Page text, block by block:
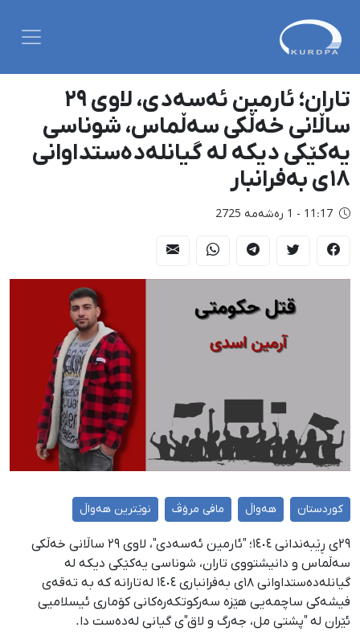
تاران؛ ئارمین ئەسەدی، لاوی ٢٩
ساڵانی خەڵکی سەڵماس، شوناسی
یەکێکی دیکە لە گیانلەدەستداوانی
١٨ی بەفرانبار
11:17 - 1 رەشەمه 2725
کوردستان هەواڵ مافی مرۆڤ نوێترین هەواڵ
٢٩ی ڕێبەندانی ١٤٠٤؛ "ئارمین ئەسەدی"، لاوی ٢٩ ساڵانی خەڵکی
سەڵماس و دانیشتووی تاران، شوناسی یەکێکی دیکە لە
گیانلەدەستداوانی ١٨ی بەفرانباری ١٤٠٤ لە تارانە کە بە تەقەی
فیشەکی ساچمەیی هێزە سەرکوتکەرەکانی کۆماری ئیسلامیی
ئێران لە "پشتی مل، جەرگ و لاق"ی گیانی لەدەست دا.